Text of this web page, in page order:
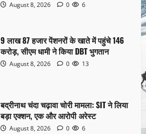
August 8, 2026 0 6
9 लाख 87 हजार पेंशनरों के खाते में पहुंचे 146
करोड़, सीएम धामी ने किया DBT भुगतान
August 8, 2026 0 13
बद्रीनाथ चंदा चढ़ावा चोरी मामला: SIT ने लिया
बड़ा एक्शन, एक और आरोपी अरेस्ट
August 8, 2026 0 6